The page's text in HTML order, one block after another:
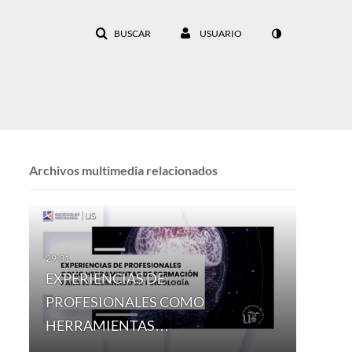
BUSCAR USUARIO
Archivos multimedia relacionados
EXPERIENCIAS DE
PROFESIONALES COMO
HERRAMIENTAS…